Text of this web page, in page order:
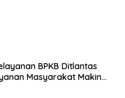
BPKB Ditlantas
Masyarakat Makin